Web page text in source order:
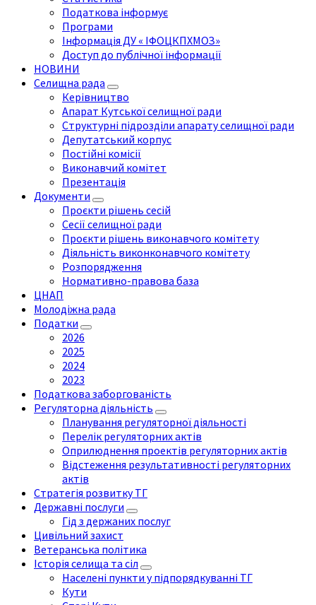
Податкова інформує
Програми
Інформація ДУ « ІФОЦКПХМОЗ»
Доступ до публічної інформації
НОВИНИ
Селищна рада
Керівництво
Апарат Кутської селищної ради
Структурні підрозділи апарату селищної ради
Депутатський корпус
Постійні комісії
Виконавчий комітет
Презентація
Документи
Проєкти рішень сесій
Сесії селищної ради
Проєкти рішень виконавчого комітету
Діяльність виконконавчого комітету
Розпорядження
Нормативно-правова база
ЦНАП
Молодіжна рада
Податки
2026
2025
2024
2023
Податкова заборгованість
Регуляторна діяльність
Планування регуляторної діяльності
Перелік регуляторних актів
Оприлюднення проектів регуляторних актів
Відстеження результативності регуляторних
актів
Стратегія розвитку ТГ
Державні послуги
Гід з держаних послуг
Цивільний захист
Ветеранська політика
Історія селища та сіл
Населені пункти у підпорядкуванні ТГ
Кути